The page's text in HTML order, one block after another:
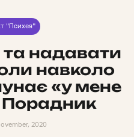
"Психея"
та надавати
навколо
«у мене
Порадник
2020